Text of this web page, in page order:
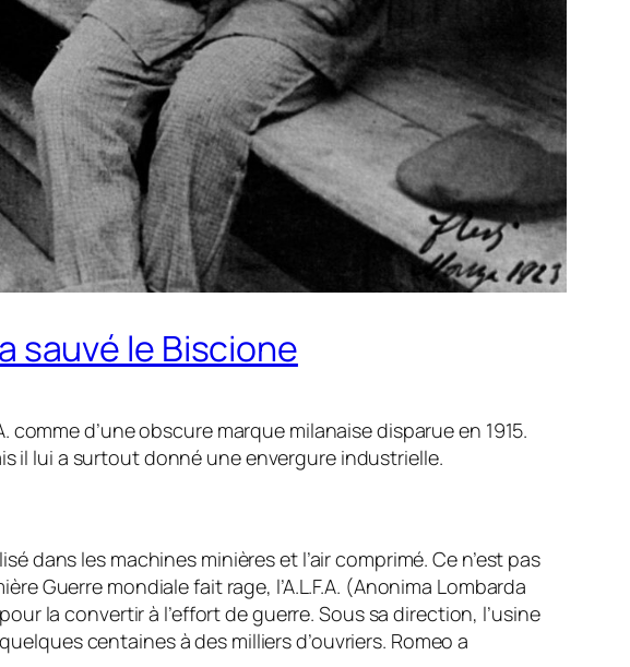
sauvé le Biscione
comme d’une obscure marque milanaise disparue en 1915.
il lui a surtout donné une envergure industrielle.
dans les machines minières et l’air comprimé. Ce n’est pas
Guerre mondiale fait rage, l’A.L.F.A. (Anonima Lombarda
la convertir à l’effort de guerre. Sous sa direction, l’usine
centaines à des milliers d’ouvriers. Romeo a